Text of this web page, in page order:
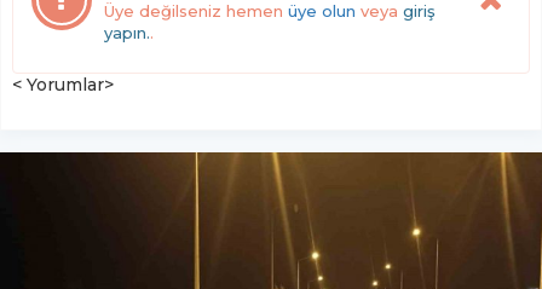
Üye değilseniz hemen üye olun veya giriş
yapın..
< Yorumlar>